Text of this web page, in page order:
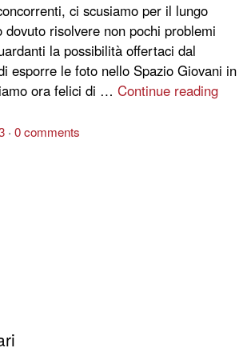
ci scusiamo per il lungo
dovuto risolvere non pochi problemi
la possibilità offertaci dal
esporre le foto nello Spazio Giovani in
ora felici di … Continue reading
0 comments